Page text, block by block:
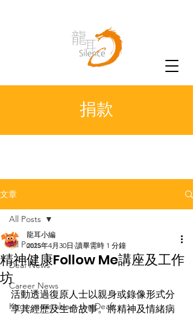
捐款
文章
All Posts
Deaf News
Career News
Know more about the Deaf
All Posts
精神健康Follow Me講座及工作
坊
龍耳小編
2025年4月30日 讀畢需時 1 分鐘
活動透過復原人士以親身或錄像形式分
享其經歷及生命故事。將精神及情緒病